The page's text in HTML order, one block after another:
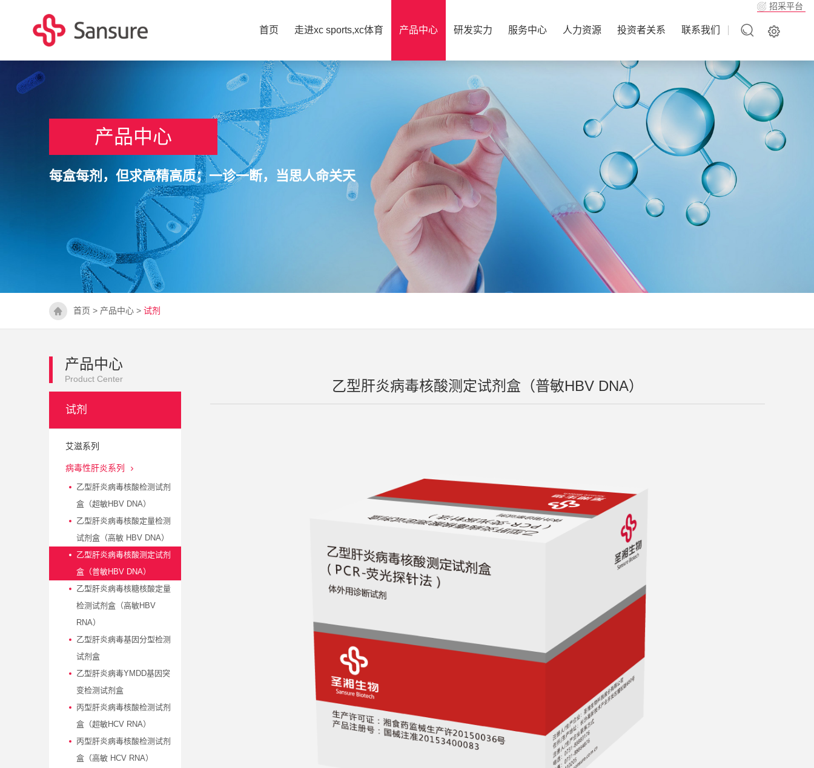
招采平台
首页 走进xc sports,xc体育 产品中心 研发实力 服务中心 人力资源 投资者关系 联系我们
产品中心
每盒每剂，但求高精高质；一诊一断，当思人命关天
首页 > 产品中心> 试剂
产品中心
Product Center
试剂
艾滋系列
病毒性肝炎系列
乙型肝炎病毒核酸检测试剂
盒（超敏HBV DNA）
乙型肝炎病毒核酸定量检测
试剂盒（高敏 HBV DNA）
乙型肝炎病毒核酸测定试剂
盒（普敏HBV DNA）
乙型肝炎病毒核糖核酸定量
检测试剂盒（高敏HBV
RNA）
乙型肝炎病毒基因分型检测
试剂盒
乙型肝炎病毒YMDD基因突
变检测试剂盒
丙型肝炎病毒核酸检测试剂
盒（超敏HCV RNA）
丙型肝炎病毒核酸检测试剂
盒（高敏 HCV RNA）
乙型肝炎病毒核酸测定试剂盒（普敏HBV DNA）